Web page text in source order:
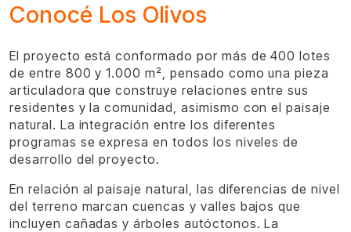
Conocé Los Olivos
El proyecto está conformado por más de 400 lotes
de entre 800 y 1.000 m², pensado como una pieza
articuladora que construye relaciones entre sus
residentes y la comunidad, asimismo con el paisaje
natural. La integración entre los diferentes
programas se expresa en todos los niveles de
desarrollo del proyecto.
En relación al paisaje natural, las diferencias de nivel
del terreno marcan cuencas y valles bajos que
incluyen cañadas y árboles autóctonos. La